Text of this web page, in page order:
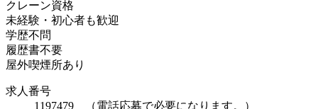
クレーン資格
未経験・初心者も歓迎
学歴不問
履歴書不要
屋外喫煙所あり
求人番号
1197479 （電話応募で必要になります。）